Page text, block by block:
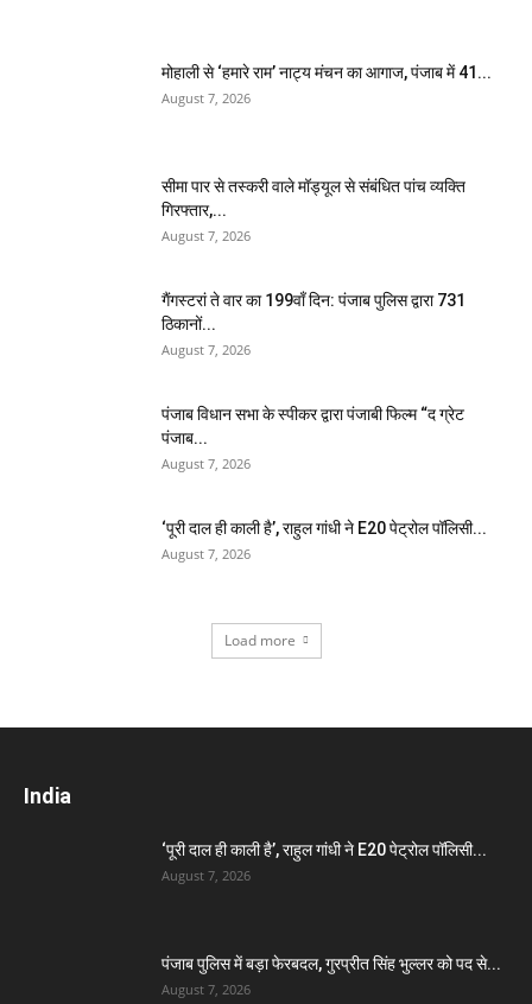
मोहाली से ‘हमारे राम’ नाट्य मंचन का आगाज, पंजाब में 41...
August 7, 2026
सीमा पार से तस्करी वाले मॉड्यूल से संबंधित पांच व्यक्ति
गिरफ्तार,...
August 7, 2026
गैंगस्टरां ते वार का 199वाँ दिन: पंजाब पुलिस द्वारा 731
ठिकानों...
August 7, 2026
पंजाब विधान सभा के स्पीकर द्वारा पंजाबी फिल्म “द ग्रेट
पंजाब...
August 7, 2026
‘पूरी दाल ही काली है’, राहुल गांधी ने E20 पेट्रोल पॉलिसी...
August 7, 2026
Load more
India
‘पूरी दाल ही काली है’, राहुल गांधी ने E20 पेट्रोल पॉलिसी...
August 7, 2026
पंजाब पुलिस में बड़ा फेरबदल, गुरप्रीत सिंह भुल्लर को पद से...
August 7, 2026